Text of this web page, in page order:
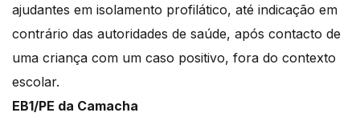
ajudantes em isolamento profilático, até indicação em
contrário das autoridades de saúde, após contacto de
uma criança com um caso positivo, fora do contexto
escolar.
EB1/PE da Camacha